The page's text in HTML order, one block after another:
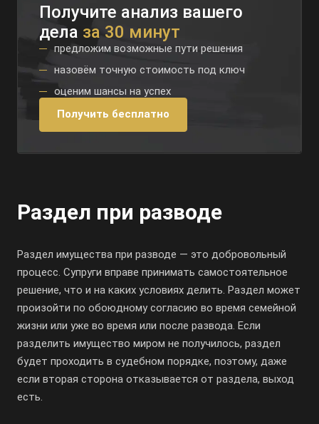
Получите анализ вашего
дела за 30 минут
предложим возможные пути решения
назовём точную стоимость под ключ
оценим шансы на успех
Получить бесплатно
Раздел при разводе
Раздел имущества при разводе — это добровольный
процесс. Супруги вправе принимать самостоятельное
решение, что и на каких условиях делить. Раздел может
произойти по обоюдному согласию во время семейной
жизни или уже во время или после развода. Если
разделить имущество миром не получилось, раздел
будет проходить в судебном порядке, поэтому, даже
если вторая сторона отказывается от раздела, выход
есть.